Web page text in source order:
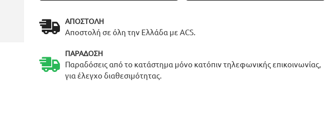
ΑΠΟΣΤΟΛΉ
Αποστολή σε όλη την Ελλάδα με ACS.
ΠΑΡΆΔΟΣΗ
Παραδόσεις από το κατάστημα μόνο κατόπιν τηλεφωνικής επικοινωνίας,
για έλεγχο διαθεσιμότητας.